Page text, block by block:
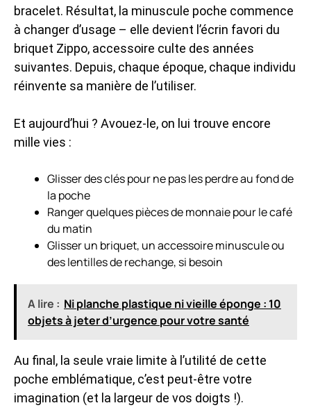
bracelet. Résultat, la minuscule poche commence
à changer d’usage – elle devient l’écrin favori du
briquet Zippo, accessoire culte des années
suivantes. Depuis, chaque époque, chaque individu
réinvente sa manière de l’utiliser.
Et aujourd’hui ? Avouez-le, on lui trouve encore
mille vies :
Glisser des clés pour ne pas les perdre au fond de
la poche
Ranger quelques pièces de monnaie pour le café
du matin
Glisser un briquet, un accessoire minuscule ou
des lentilles de rechange, si besoin
A lire : Ni planche plastique ni vieille éponge : 10
objets à jeter d’urgence pour votre santé
Au final, la seule vraie limite à l’utilité de cette
poche emblématique, c’est peut-être votre
imagination (et la largeur de vos doigts !).